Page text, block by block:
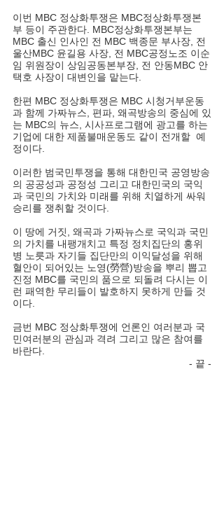
이번 MBC 정상화투쟁은 MBC정상화투쟁본
부 등이 주관한다. MBC정상화투쟁본부는
MBC 출신 인사인 전 MBC 백종문 부사장, 전
울산MBC 윤길용 사장, 전 MBC공정노조 이순
임 위원장이 상임공동본부장, 전 안동MBC 안
택호 사장이 대변인을 맡는다.
한편 MBC 정상화투쟁은 MBC 시청거부운동
과 함께 가짜뉴스, 편파, 왜곡방송의 중심에 있
는 MBC의 뉴스, 시사프로그램에 광고를 하는
기업에 대한 제품불매운동도 같이 전개할  예
정이다.
이러한 범국민투쟁을 통해 대한민국 공영방송
의 공공성과 공정성 그리고 대한민국의 국익
과 국민의 가치와 미래를 위해 치열하게 싸워
승리를 쟁취할 것이다.
이 땅에 거짓, 왜곡과 가짜뉴스로 국익과 국민
의 가치를 내팽개치고 특정 정치집단의 홍위
병 노릇과 자기들 집단만의 이익달성을 위해
혈안이 되어있는 노영(勞營)방송을 뿌리 뽑고
진정 MBC를 국민의 품으로 되돌려 다시는 이
런 패역한 무리들이 발호하지 못하게 만들 것
이다.
금번 MBC 정상화투쟁에 언론인 여러분과 국
민여러분의 관심과 격려 그리고 많은 참여를
바란다.
- 끝 -